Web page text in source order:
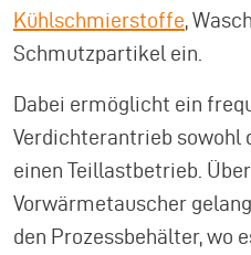
Kühlschmierstoffe,
Schmutzpartikel ein.
Dabei ermöglicht ein
Verdichterantrieb sowohl
einen Teillastbetrieb.
Vorwärmetauscher
den Prozessbehälter, wo